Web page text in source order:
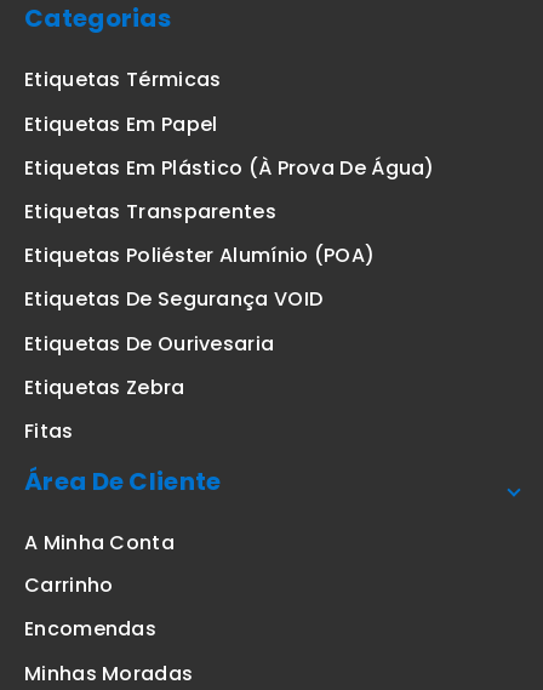
Categorias
Etiquetas Térmicas
Etiquetas Em Papel
Etiquetas Em Plástico (à Prova De Água)
Etiquetas Transparentes
Etiquetas Poliéster Alumínio (POA)
Etiquetas De Segurança VOID
Etiquetas De Ourivesaria
Etiquetas Zebra
Fitas
Área De Cliente
A Minha Conta
Carrinho
Encomendas
Minhas Moradas